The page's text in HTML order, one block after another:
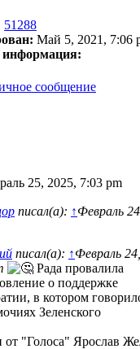
51288
Май 5, 2021, 7:06
информация:
сообщение
25, 2025, 7:03 pm
писал(а): ↑Февраль
писал(а): ↑Февраль
Рада провалила
о поддержке
в котором
Зеленского
от "Голоса" Ярослав